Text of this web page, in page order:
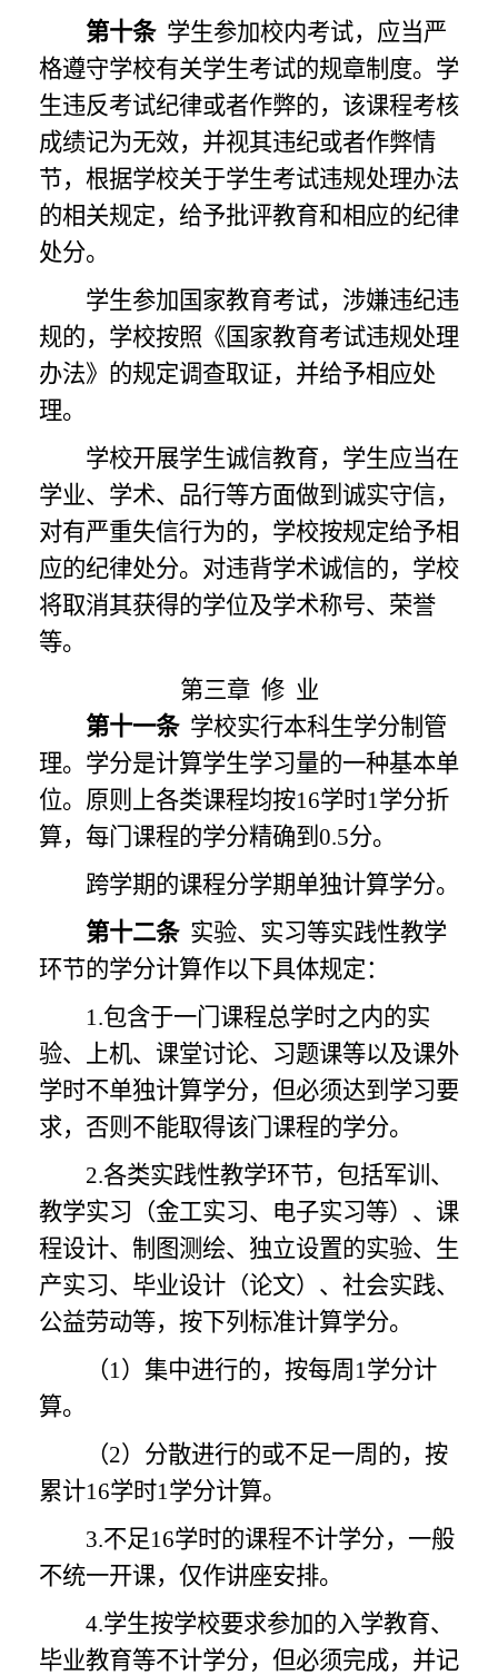
第十条 学生参加校内考试，应当严
格遵守学校有关学生考试的规章制度。学
生违反考试纪律或者作弊的，该课程考核
成绩记为无效，并视其违纪或者作弊情
节，根据学校关于学生考试违规处理办法
的相关规定，给予批评教育和相应的纪律
处分。
学生参加国家教育考试，涉嫌违纪违
规的，学校按照《国家教育考试违规处理
办法》的规定调查取证，并给予相应处
理。
学校开展学生诚信教育，学生应当在
学业、学术、品行等方面做到诚实守信，
对有严重失信行为的，学校按规定给予相
应的纪律处分。对违背学术诚信的，学校
将取消其获得的学位及学术称号、荣誉
等。
第三章 修 业
第十一条 学校实行本科生学分制管
理。学分是计算学生学习量的一种基本单
位。原则上各类课程均按16学时1学分折
算，每门课程的学分精确到0.5分。
跨学期的课程分学期单独计算学分。
第十二条 实验、实习等实践性教学
环节的学分计算作以下具体规定：
1.包含于一门课程总学时之内的实
验、上机、课堂讨论、习题课等以及课外
学时不单独计算学分，但必须达到学习要
求，否则不能取得该门课程的学分。
2.各类实践性教学环节，包括军训、
教学实习（金工实习、电子实习等）、课
程设计、制图测绘、独立设置的实验、生
产实习、毕业设计（论文）、社会实践、
公益劳动等，按下列标准计算学分。
（1）集中进行的，按每周1学分计
算。
（2）分散进行的或不足一周的，按
累计16学时1学分计算。
3.不足16学时的课程不计学分，一般
不统一开课，仅作讲座安排。
4.学生按学校要求参加的入学教育、
毕业教育等不计学分，但必须完成，并记